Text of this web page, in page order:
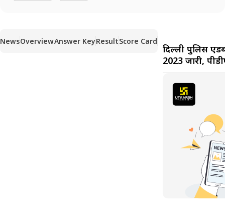
NewsOverviewAnswer KeyResultScore Card
दिल्ली पुलिस
2023 जारी,